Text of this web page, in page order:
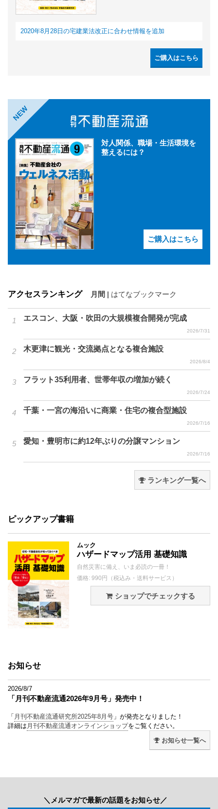
2020年8月28日の宅建業法改正に合わせ情報を追加
ご購入はこちら
NEW
対人関係、職場・生活環境を
整えるには？
ご購入はこちら
アクセスランキング 月間 はてなブックマーク
エスコン、大阪・吹田の大規模複合開発が完成
2026/7/31
木更津に観光・交流拠点となる複合施設
2026/8/4
フラット35利用者、世帯年収の増加が続く
2026/7/24
千葉・一宮の海沿いに商業・住宅の複合型施設
2026/7/16
愛知・豊明市に約12年ぶりの分譲マンション
2026/7/16
ランキング一覧へ
ピックアップ書籍
ムック
ハザードマップ活用 基礎知識
自然災害に備え、いま必読の一冊！
価格: 990円（税込み・送料サービス）
ショップでチェックする
お知らせ
2026/8/7
「月刊不動産流通2026年9月号」発売中！
「 月刊不動産流通研究所2025年8月号 」が発売となりました！
詳細は 月刊不動産流通オンラインショップをご覧ください。
お知らせ一覧へ
＼メルマガで最新の話題をお知らせ／